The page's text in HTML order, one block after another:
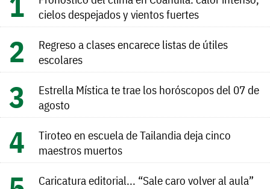
cielos despejados y vientos fuertes
Regreso a clases encarece listas de útiles
escolares
Estrella Mística te trae los horóscopos del 07 de
agosto
Tiroteo en escuela de Tailandia deja cinco
maestros muertos
Caricatura editorial... “Sale caro volver al aula”